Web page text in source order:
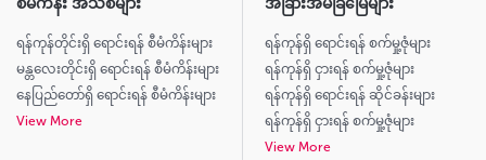
ရန်ကုန်တိုင်းရှိ ရောင်းရန် စီမံကိန်းများ
မန္တလေးတိုင်းရှိ ရောင်းရန် စီမံကိန်းများ
နေပြည်တော်ရှိ ရောင်းရန် စီမံကိန်းများ
View More
ရန်ကုန်ရှိ ရောင်းရန် စက်မှု့ဇုံများ
ရန်ကုန်ရှိ ငှားရန် စက်မှု့ဇုံများ
ရန်ကုန်ရှိ ရောင်းရန် ဆိုင်ခန်းများ
ရန်ကုန်ရှိ ငှားရန် စက်မှု့ဇုံများ
View More